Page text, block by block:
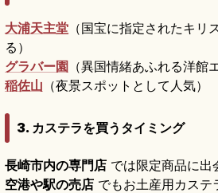
大浦天主堂 （国宝に指定されたキ
る）
グラバー園 （異国情緒あふれる洋館
稲佐山 （夜景スポットとして人気）
3. カステラを買うタイミング
長崎市内の専門店 では限定商品に出
空港や駅の売店 でもお土産用カステ